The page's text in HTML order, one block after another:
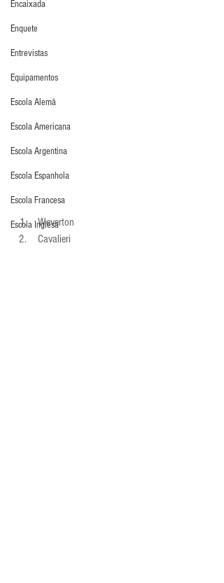
Encaixada
Enquete
Entrevistas
Equipamentos
Escola Alemã
Escola Americana
Escola Argentina
Escola Espanhola
Escola Francesa
Escola Inglesa
Weverton
Cavalieri